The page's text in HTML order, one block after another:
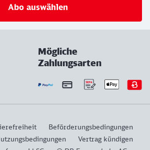
Abo auswählen
Mögliche
Zahlungsarten
Beförderungsbedingungen
Vertrag kündigen